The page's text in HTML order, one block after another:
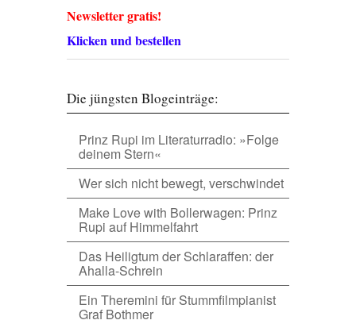
Newsletter gratis!
Klicken und bestellen
Die jüngsten Blogeinträge:
Prinz Rupi im Literaturradio: »Folge
deinem Stern«
Wer sich nicht bewegt, verschwindet
Make Love with Bollerwagen: Prinz
Rupi auf Himmelfahrt
Das Heiligtum der Schlaraffen: der
Ahalla-Schrein
Ein Theremini für Stummfilmpianist
Graf Bothmer